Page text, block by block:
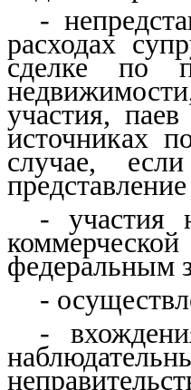
-
расходах
сделке по
участия,
источниках
случае,
- участия
федеральным
-
-